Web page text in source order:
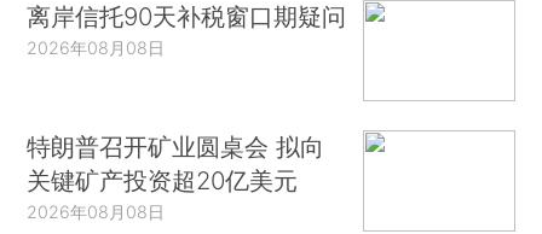
离岸信托90天补税窗口期疑问
2026年08月08日
特朗普召开矿业圆桌会 拟向
关键矿产投资超20亿美元
2026年08月08日